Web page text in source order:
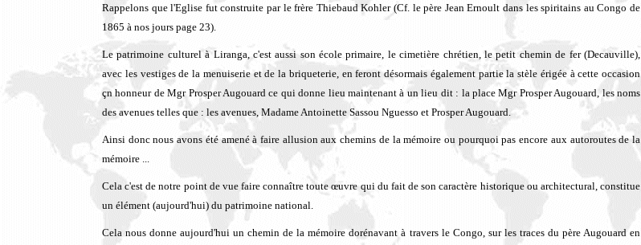
Rappelons que l'Eglise fut construite par le frère Thiebaud Kohler (Cf. le père Jean Ernoult dans les spiritains au Congo de
1865 à nos jours page 23).
Le patrimoine culturel à Liranga, c'est aussi son école primaire, le cimetière chrétien, le petit chemin de fer (Decauville),
avec les vestiges de la menuiserie et de la briqueterie, en feront désormais également partie la stèle érigée à cette occasion
çn honneur de Mgr Prosper Augouard ce qui donne lieu maintenant à un lieu dit : la place Mgr Prosper Augouard, les noms
des avenues telles que : les avenues, Madame Antoinette Sassou Nguesso et Prosper Augouard.
Ainsi donc nous avons été amené à faire allusion aux chemins de la mémoire ou pourquoi pas encore aux autoroutes de la
mémoire ...
Cela c'est de notre point de vue faire connaître toute œuvre qui du fait de son caractère historique ou architectural, constitue
un élément (aujourd'hui) du patrimoine national.
Cela nous donne aujourd'hui un chemin de la mémoire dorénavant à travers le Congo, sur les traces du père Augouard en